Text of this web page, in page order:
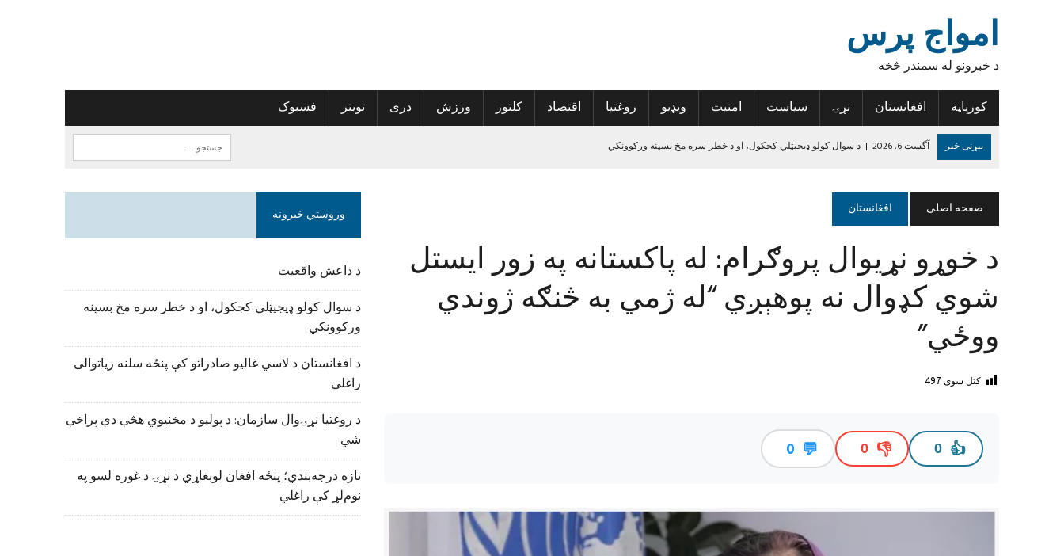
امواج پرس
د خبرونو له سمندر څخه
کورپاڼه
افغانستان نړۍ سیاست امنیت ویډیو روغتیا اقتصاد کلتور ورزش دری تویتر فسبوک
بیړنی خبر آگست 6, 2026 | د سوال کولو ډیجیټلي کجکول، او د خطر سره مخ بسپنه ورکوونکي
د روغتیا نړۍوال سازمان: د پولیو د مخنیوي هڅې دې پراخې شي
آگست 6, 2026
| تازه درجه‌بندي؛ پنځه افغان لوبغاړي د نړۍ د غوره لسو په نوم‌لړ کې راغلي
آگست 5, 2026
نورستان کې ۱۹ تاریخي سیمې او اثار ثبت شوي
| د داعش واقعیت
صفحه اصلی افغانستان
د خوړو نړیوال پروګرام: له پاکستانه په زور ایستل
شوي کډوال نه پوهېږي “له ژمي به څنګه ژوندي
ووځي”
کتل سوی 497
👍
0
👎
0
💬
0
وروستي خبرونه
د داعش واقعیت
د سوال کولو ډیجیټلي کجکول، او د خطر سره مخ بسپنه
ورکوونکي
د افغانستان د لاسي غالیو صادراتو کې پنځه سلنه زیاتوالی
راغلی
د روغتیا نړۍوال سازمان: د پولیو د مخنیوي هڅې دې پراخې
شي
تازه درجه‌بندي؛ پنځه افغان لوبغاړي د نړۍ د غوره لسو په
نوم‌لړ کې راغلي